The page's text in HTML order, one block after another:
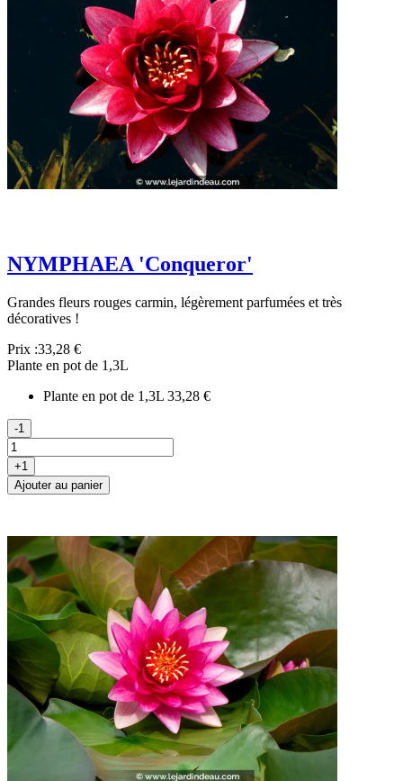
NYMPHAEA 'Conqueror'
Grandes fleurs rouges carmin, légèrement parfumées et très
décoratives !
Prix :33,28 €
Plante en pot de 1,3L
Plante en pot de 1,3L 33,28 €
-1
+1
Ajouter au panier